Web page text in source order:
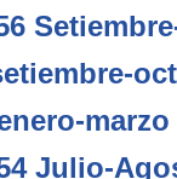
marzo
Julio-